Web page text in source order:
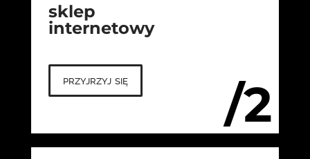
/2
sklep
internetowy
przyjrzyj się